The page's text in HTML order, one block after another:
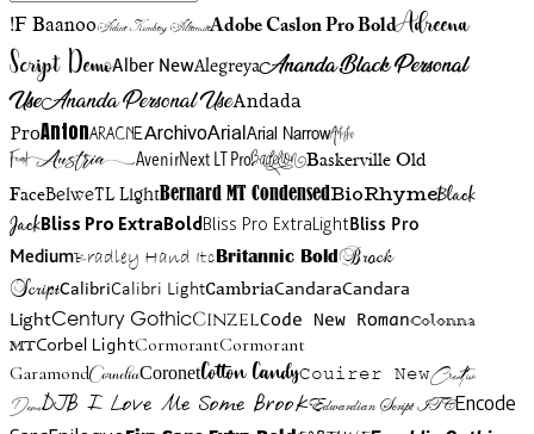
!F BaanooAdine Kirnberg AlternateAdobe Caslon Pro BoldAdreena
Script DemoAlber NewAlegreyaAnanda Black Personal
UseAnanda Personal UseAndada
ProAntonAracneArchivoArialArial NarrowArtistic
FriendAustriaAvenirNext LT ProBadelionBaskerville Old
FaceBelweTL LightBernard MT CondensedBioRhymeBlack
JackBliss Pro ExtraBoldBliss Pro ExtraLightBliss Pro
MediumBradley Hand Itc Britannic Bold Brock
ScriptCalibriCalibri LightCambriaCandaraCandara
LightCentury GothicCinzelCode New RomanColonna
MTCorbel LightCormorantCormorant
GaramondCorneliaCoronetCotton CandyCouirer NewCreattion
DemoDJB I Love Me Some BrookEdwardian Script ITCEncode